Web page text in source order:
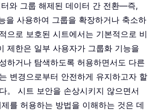
와 그룹 해제된 데이터 간 전환—즉,
을 사용하여 그룹을 확장하거나 축소하
으로 보호된 시트에서는 기본적으로 비
제한은 일부 사용자가 그룹화 기능을
하거나 탐색하도록 허용하면서도 다른
변경으로부터 안전하게 유지하고자 할
。 시트 보안을 손상시키지 않으면서
를 허용하는 방법을 이해하는 것은 데